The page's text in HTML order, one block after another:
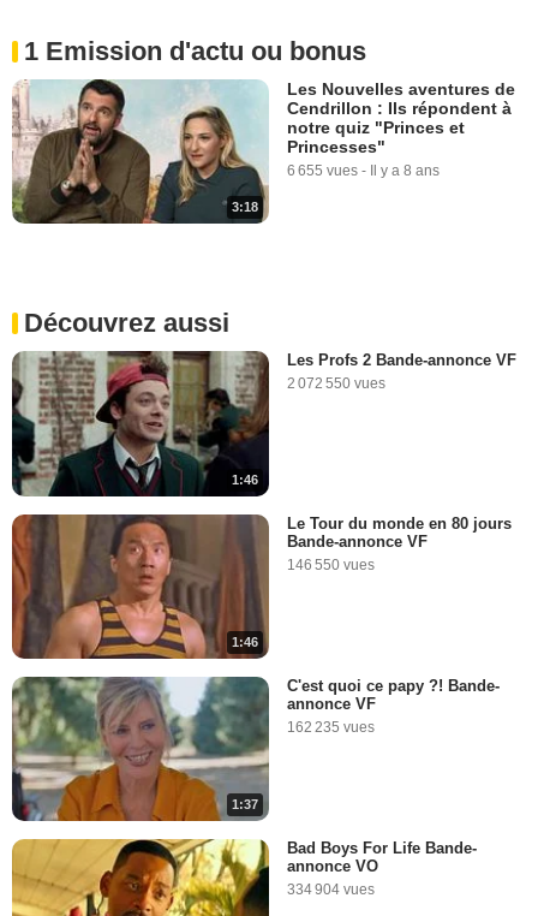
1 Emission d'actu ou bonus
3:18
Les Nouvelles aventures de
Cendrillon : Ils répondent à
notre quiz "Princes et
Princesses"
6 655 vues - Il y a 8 ans
Découvrez aussi
1:46
Les Profs 2 Bande-annonce VF
2 072 550 vues
1:46
Le Tour du monde en 80 jours
Bande-annonce VF
146 550 vues
1:37
C'est quoi ce papy ?! Bande-
annonce VF
162 235 vues
Bad Boys For Life Bande-
annonce VO
334 904 vues